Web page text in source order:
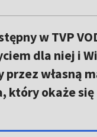
w TVP
dla niej i
własną
który okaże się